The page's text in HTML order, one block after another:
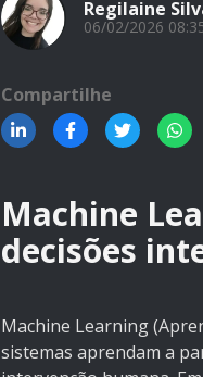
Regilaine
06/02/2026
Compartilhe
Machine
decisões
Machine Learning
sistemas aprendam a